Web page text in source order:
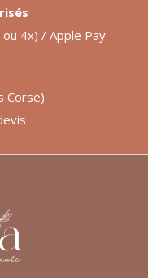
4x) / Apple Pay
Corse)